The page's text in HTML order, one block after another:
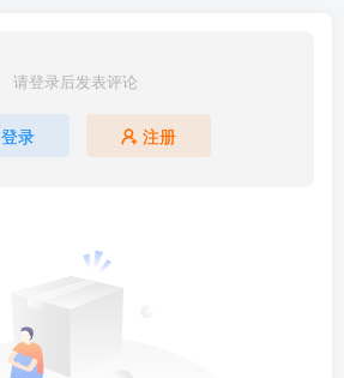
请登录后发表评论
登录 注册